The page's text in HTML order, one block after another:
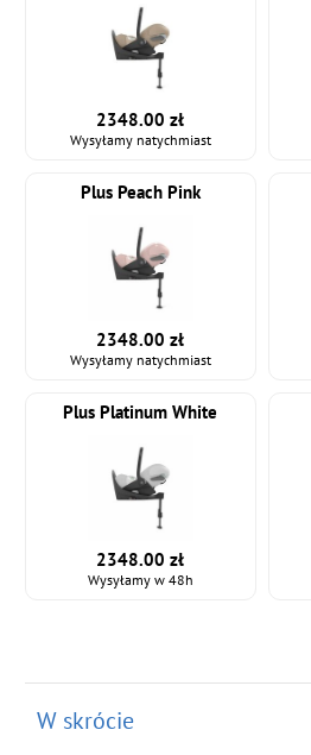
2348.00 zł
Wysyłamy natychmiast
Plus Peach Pink
2348.00 zł
Wysyłamy natychmiast
Plus Platinum White
2348.00 zł
Wysyłamy w 48h
W skrócie